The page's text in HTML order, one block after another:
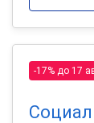
-17% до 17